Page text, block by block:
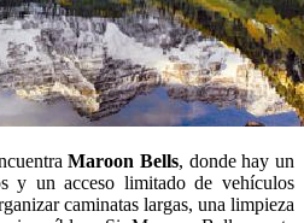
Maroon Bells, donde hay un
y un acceso limitado de vehículos
caminatas largas, una limpieza